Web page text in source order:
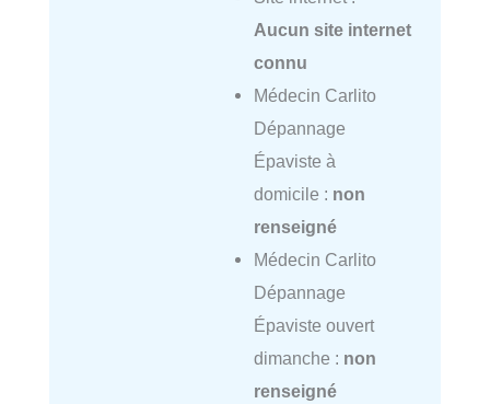
Aucun site internet
connu
Médecin Carlito
Dépannage
Épaviste à
domicile : non
renseigné
Médecin Carlito
Dépannage
Épaviste ouvert
dimanche : non
renseigné